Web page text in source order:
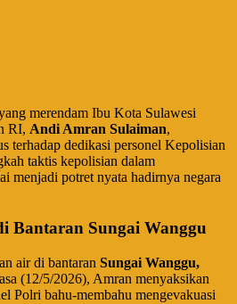
merendam Ibu Kota Sulawesi
RI, Andi Amran Sulaiman,
terhadap dedikasi personel Kepolisian
taktis kepolisian dalam
menjadi potret nyata hadirnya negara
Bantaran Sungai Wanggu
air di bantaran Sungai Wanggu,
(12/5/2026), Amran menyaksikan
Polri bahu-membahu mengevakuasi